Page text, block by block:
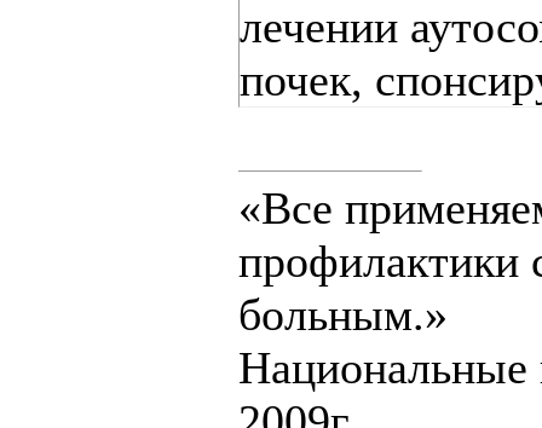
лечении
почек,
«Все
профилактики
больным.»